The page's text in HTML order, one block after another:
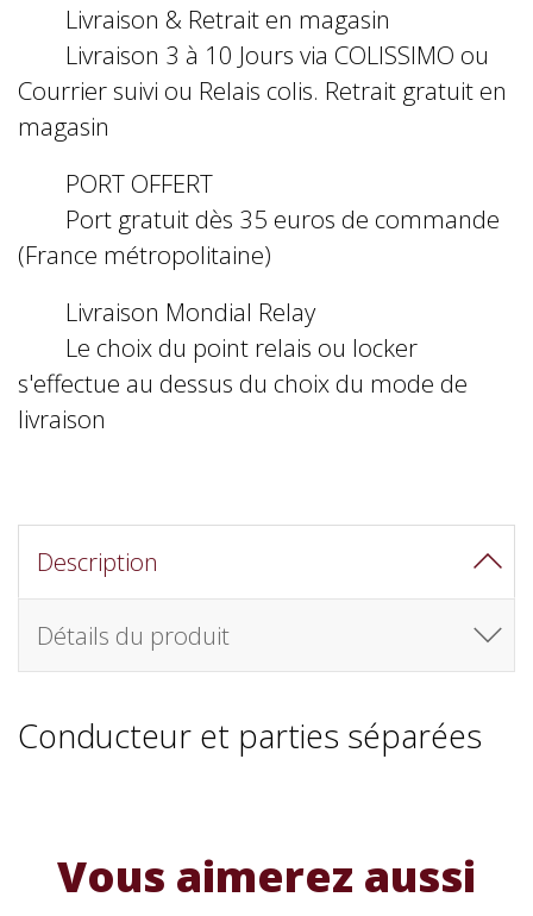
Livraison & Retrait en magasin
Livraison 3 à 10 Jours via COLISSIMO ou
Courrier suivi ou Relais colis. Retrait gratuit en
magasin
PORT OFFERT
Port gratuit dès 35 euros de commande
(France métropolitaine)
Livraison Mondial Relay
Le choix du point relais ou locker
s'effectue au dessus du choix du mode de
livraison
Description
Détails du produit
Conducteur et parties séparées
Vous aimerez aussi